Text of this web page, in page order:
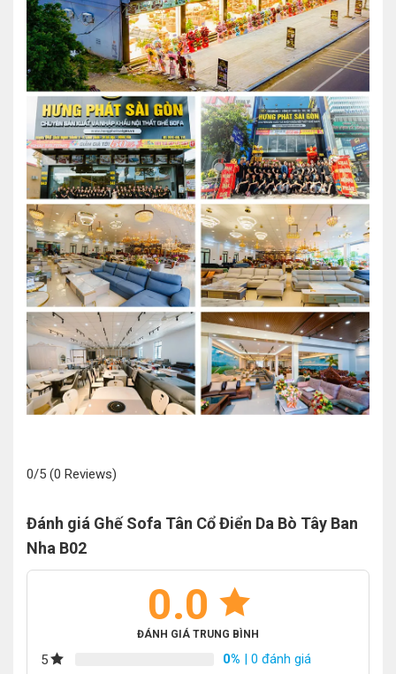
0/5 (0 Reviews)
Đánh giá Ghế Sofa Tân Cổ Điển Da Bò Tây Ban
Nha B02
0.0
ĐÁNH GIÁ TRUNG BÌNH
5 0% | 0 đánh giá